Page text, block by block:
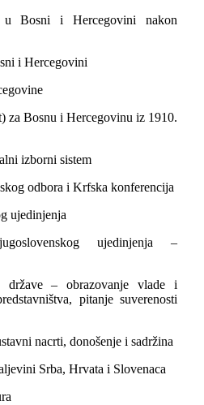
u Bosni i Hercegovini nakon
i Hercegovini
za Bosnu i Hercegovinu iz 1910.
izborni sistem
odbora i Krfska konferencija
ujedinjenja
ujedinjenja –
države – obrazovanje vlade i
pitanje suverenosti
nacrti, donošenje i sadržina
Srba, Hrvata i Slovenaca